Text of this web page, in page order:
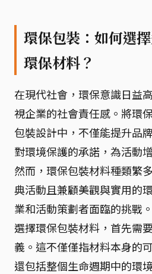
環保包裝：如何選
環保材料？
在現代社會，環保意識日益
視企業的社會責任感。將環
包裝設計中，不僅能提升品
對環境保護的承諾，為活動
然而，環保包裝材料種類繁
典活動且兼顧美觀與實用的
業和活動策劃者面臨的挑戰。
選擇環保包裝材料，首先需
義。這不僅僅指材料本身的
還包括整個生命週期中的環